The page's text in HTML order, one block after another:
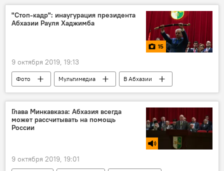
"Стоп-кадр": инаугурация президента
Абхазии Рауля Хаджимба
15
9 октября 2019, 19:13
Фото Мультимедиа
В Абхазии
Общество
Глава Минкавказа: Абхазия всегда
может рассчитывать на помощь
России
9 октября 2019, 19:01